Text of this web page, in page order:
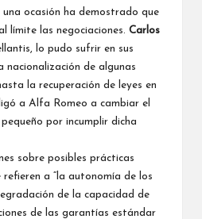
una ocasión ha demostrado que
límite las negociaciones. Carlos
lo pudo sufrir en sus
nacionalización de algunas
la recuperación de leyes en
a Alfa Romeo a cambiar el
por incumplir dicha
sobre posibles prácticas
refieren a “la autonomía de los
de la capacidad de
de las garantías estándar